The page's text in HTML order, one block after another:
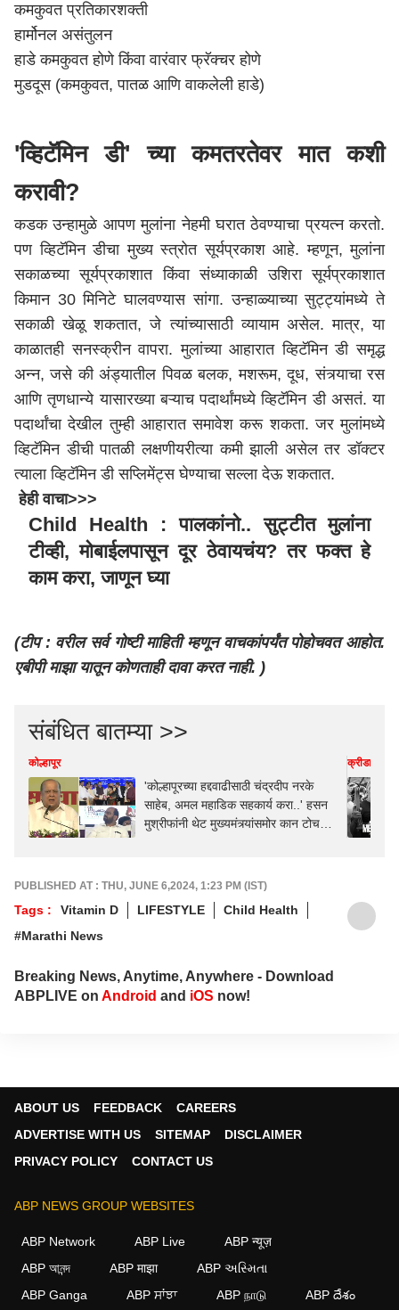
कमकुवत प्रतिकारशक्ती
हार्मोनल असंतुलन
हाडे कमकुवत होणे किंवा वारंवार फ्रॅक्चर होणे
मुडदूस (कमकुवत, पातळ आणि वाकलेली हाडे)
'व्हिटॅमिन डी' च्या कमतरतेवर मात कशी
करावी?
कडक उन्हामुळे आपण मुलांना नेहमी घरात ठेवण्याचा प्रयत्न करतो.
पण व्हिटॅमिन डीचा मुख्य स्त्रोत सूर्यप्रकाश आहे. म्हणून, मुलांना
सकाळच्या सूर्यप्रकाशात किंवा संध्याकाळी उशिरा सूर्यप्रकाशात
किमान 30 मिनिटे घालवण्यास सांगा. उन्हाळ्याच्या सुट्ट्यांमध्ये ते
सकाळी खेळू शकतात, जे त्यांच्यासाठी व्यायाम असेल. मात्र, या
काळातही सनस्क्रीन वापरा. मुलांच्या आहारात व्हिटॅमिन डी समृद्ध
अन्न, जसे की अंड्यातील पिवळ बलक, मशरूम, दूध, संत्र्याचा रस
आणि तृणधान्ये यासारख्या बऱ्याच पदार्थांमध्ये व्हिटॅमिन डी असतं. या
पदार्थांचा देखील तुम्ही आहारात समावेश करू शकता. जर मुलांमध्ये
व्हिटॅमिन डीची पातळी लक्षणीयरीत्या कमी झाली असेल तर डॉक्टर
त्याला व्हिटॅमिन डी सप्लिमेंट्स घेण्याचा सल्ला देऊ शकतात.
हेही वाचा>>>
Child Health : पालकांनो.. सुट्टीत मुलांना
टीव्ही, मोबाईलपासून दूर ठेवायचंय? तर फक्त हे
काम करा, जाणून घ्या
(टीप : वरील सर्व गोष्टी माहिती म्हणून वाचकांपर्यंत पोहोचवत आहोत.
एबीपी माझा यातून कोणताही दावा करत नाही. )
संबंधित बातम्या >>
कोल्हापूर
'कोल्हापूरच्या हद्दवाढीसाठी चंद्रदीप नरके
साहेब, अमल महाडिक सहकार्य करा..' हसन
मुश्रीफांनी थेट मुख्यमंत्र्यांसमोर कान टोचले,
क्रीडा
PUBLISHED AT : THU, JUNE 6,2024, 1:23 PM (IST)
Tags : Vitamin D LIFESTYLE
Child Health
#Marathi News
Breaking News, Anytime, Anywhere - Download
ABPLIVE on Android and iOS now!
ABOUT US FEEDBACK
CAREERS
ADVERTISE WITH US
SITEMAP
DISCLAIMER
PRIVACY POLICY
CONTACT US
ABP NEWS GROUP WEBSITES
ABP Network ABP Live
ABP न्यूज़
ABP আনন্দ
ABP माझा
ABP અસ્મિતા
ABP Ganga
ABP ਸਾਂਝਾ ABP நாடு ABP దేశం
We use cookies to improve your experience, analyze